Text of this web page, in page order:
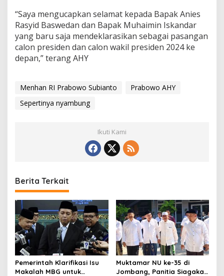
“Saya mengucapkan selamat kepada Bapak Anies
Rasyid Baswedan dan Bapak Muhaimin Iskandar
yang baru saja mendeklarasikan sebagai pasangan
calon presiden dan calon wakil presiden 2024 ke
depan,” terang AHY
Menhan RI Prabowo Subianto
Prabowo AHY
Sepertinya nyambung
Ikuti Kami
Berita Terkait
Pemerintah Klarifikasi Isu
Makalah MBG untuk
Muktamar NU ke-35 di
Jombang, Panitia Siagakan